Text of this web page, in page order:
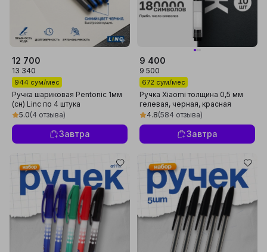
12 700
13 340
944 сум/мес
Ручка шариковая Pentonic 1мм
(сн) Linc по 4 штука
5.0(4 отзыва)
Завтра
9 400
9 500
672 сум/мес
Ручка Xiaomi толщина 0,5 мм
гелевая, черная, красная
4.8(584 отзыва)
Завтра